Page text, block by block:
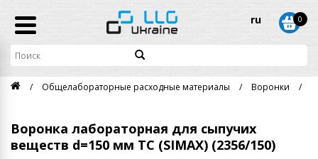
ru 0
Общелабораторные расходные материалы Воронки
Воронка лабораторная для сыпучих
веществ d=150 мм ТС (SIMAX) (2356/150)